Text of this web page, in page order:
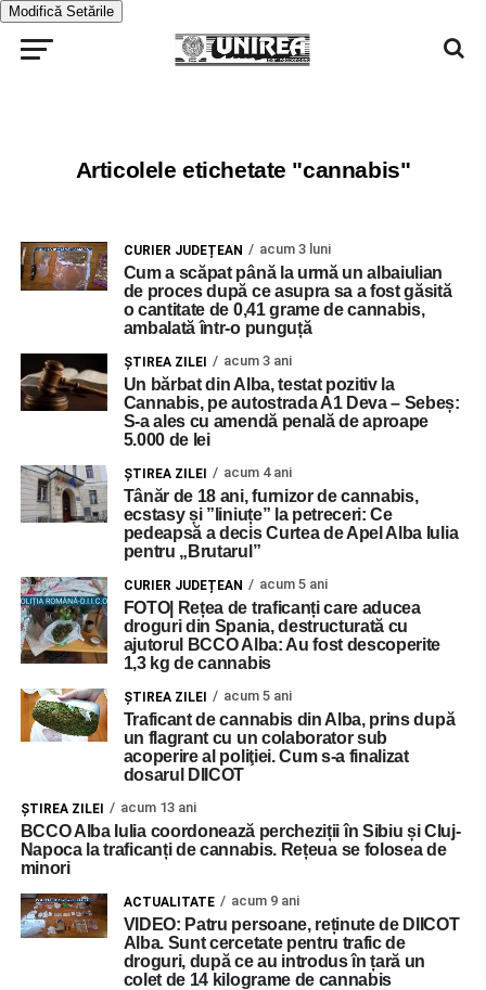
Modifică Setările
Articolele etichetate "cannabis"
CURIER JUDEȚEAN acum 3 luni
Cum a scăpat până la urmă un albaiulian
de proces după ce asupra sa a fost găsită
o cantitate de 0,41 grame de cannabis,
ambalată într-o punguță
ŞTIREA ZILEI acum 3 ani
Un bărbat din Alba, testat pozitiv la
Cannabis, pe autostrada A1 Deva – Sebeș:
S-a ales cu amendă penală de aproape
5.000 de lei
ŞTIREA ZILEI acum 4 ani
Tânăr de 18 ani, furnizor de cannabis,
ecstasy și ”liniuțe” la petreceri: Ce
pedeapsă a decis Curtea de Apel Alba Iulia
pentru „Brutarul”
CURIER JUDEȚEAN acum 5 ani
FOTO| Rețea de traficanți care aducea
droguri din Spania, destructurată cu
ajutorul BCCO Alba: Au fost descoperite
1,3 kg de cannabis
ŞTIREA ZILEI acum 5 ani
Traficant de cannabis din Alba, prins după
un flagrant cu un colaborator sub
acoperire al poliţiei. Cum s-a finalizat
dosarul DIICOT
ŞTIREA ZILEI acum 13 ani
BCCO Alba Iulia coordonează percheziții în Sibiu și Cluj-
Napoca la traficanți de cannabis. Rețeua se folosea de
minori
ACTUALITATE acum 9 ani
VIDEO: Patru persoane, reținute de DIICOT
Alba. Sunt cercetate pentru trafic de
droguri, după ce au introdus în țară un
colet de 14 kilograme de cannabis